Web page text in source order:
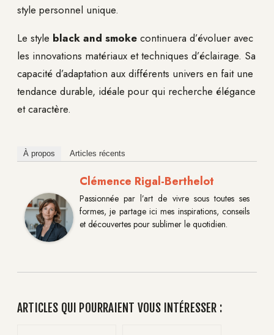
style personnel unique.
Le style black and smoke continuera d’évoluer avec
les innovations matériaux et techniques d’éclairage. Sa
capacité d’adaptation aux différents univers en fait une
tendance durable, idéale pour qui recherche élégance
et caractère.
À propos Articles récents
Clémence Rigal-Berthelot
Passionnée par l’art de vivre sous toutes ses
formes, je partage ici mes inspirations, conseils
et découvertes pour sublimer le quotidien.
ARTICLES QUI POURRAIENT VOUS INTÉRESSER :